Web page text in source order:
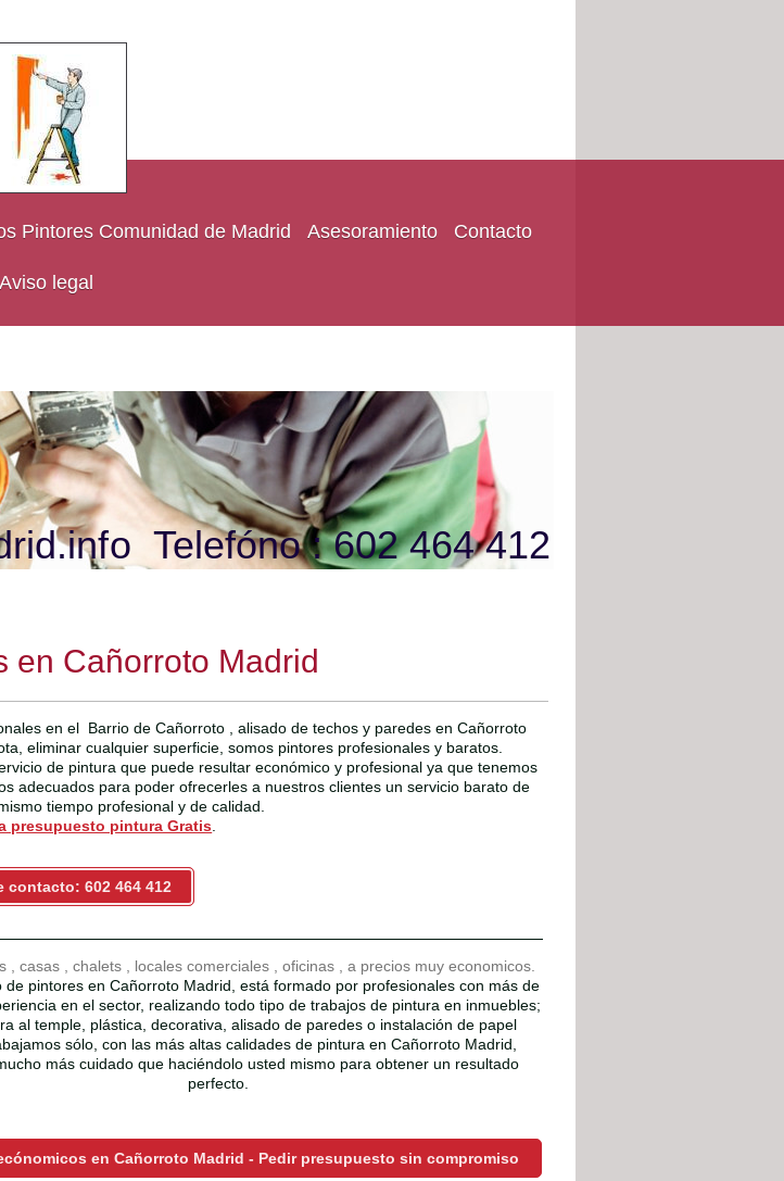
Pintores Comunidad de Madrid Asesoramiento Contacto
Aviso legal
Telefóno : 602 464 412
en Cañorroto Madrid
en el Barrio de Cañorroto , alisado de techos y paredes en Cañorroto
eliminar cualquier superficie, somos pintores profesionales y baratos.
de pintura que puede resultar económico y profesional ya que tenemos
adecuados para poder ofrecerles a nuestros clientes un servicio barato de
tiempo profesional y de calidad.
presupuesto pintura Gratis
contacto: 602 464 412
, casas , chalets , locales comerciales , oficinas , a precios muy economicos.
de pintores en Cañorroto Madrid, está formado por profesionales con más de
en el sector, realizando todo tipo de trabajos de pintura en inmuebles;
al temple, plástica, decorativa, alisado de paredes o instalación de papel
sólo, con las más altas calidades de pintura en Cañorroto Madrid,
más cuidado que haciéndolo usted mismo para obtener un resultado
perfecto.
en Cañorroto Madrid - Pedir presupuesto sin compromiso